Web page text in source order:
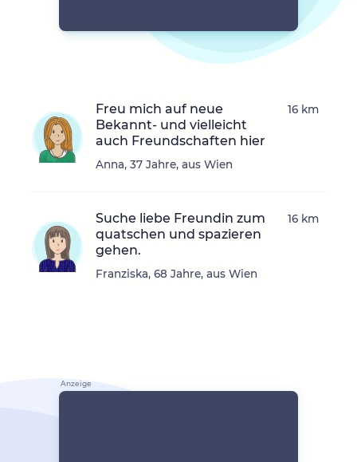
Freu mich auf neue
Bekannt- und vielleicht
auch Freundschaften hier
Anna, 37 Jahre, aus Wien
16 km
Suche liebe Freundin zum
quatschen und spazieren
gehen.
Franziska, 68 Jahre, aus Wien
16 km